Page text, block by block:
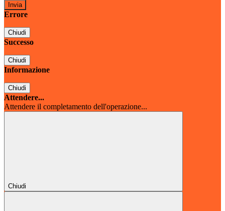
Errore
Chiudi
Successo
Chiudi
Informazione
Chiudi
Attendere...
Attendere il completamento dell'operazione...
Chiudi